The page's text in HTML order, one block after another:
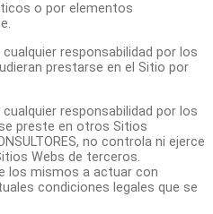
o por elementos
cualquier responsabilidad por los
prestarse en el Sitio por
cualquier responsabilidad por los
preste en otros Sitios
no controla ni ejerce
Webs de terceros.
los mismos a actuar con
condiciones legales que se